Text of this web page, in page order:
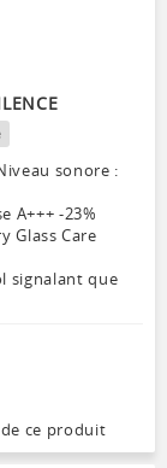
sonore :
A+++ -23%
Glass Care
signalant que
ce produit